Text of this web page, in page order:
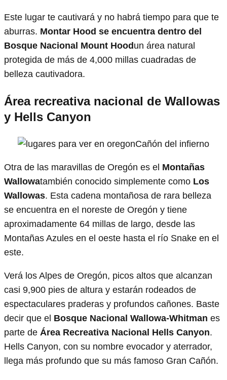
Este lugar te cautivará y no habrá tiempo para que te
aburras. Montar Hood se encuentra dentro del
Bosque Nacional Mount Hood un área natural
protegida de más de 4,000 millas cuadradas de
belleza cautivadora.
Área recreativa nacional de Wallowas
y Hells Canyon
Cañón del infierno
Otra de las maravillas de Oregón es el Montañas
Wallowatambién conocido simplemente como Los
Wallowas. Esta cadena montañosa de rara belleza
se encuentra en el noreste de Oregón y tiene
aproximadamente 64 millas de largo, desde las
Montañas Azules en el oeste hasta el río Snake en el
este.
Verá los Alpes de Oregón, picos altos que alcanzan
casi 9,900 pies de altura y estarán rodeados de
espectaculares praderas y profundos cañones. Baste
decir que el Bosque Nacional Wallowa-Whitman es
parte de Área Recreativa Nacional Hells Canyon.
Hells Canyon, con su nombre evocador y aterrador,
llega más profundo que su más famoso Gran Cañón.